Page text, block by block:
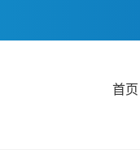
首页